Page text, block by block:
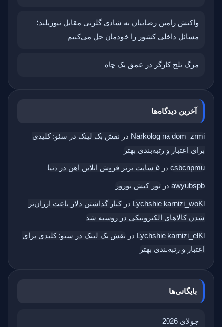
واکنش رامین رضاییان به شادی گلزنی مقابل نیوزیلند؛
مسائل داخلی کشور را خودمان حل می‌کنیم
مرگ تلخ کارگر در عمق یک چاه
آخرین دیدگاه‌ها
Narkolog na dom_zrmi در نقش بک‌ لینک در سئو: کلیدی
برای اعتبار و رتبه‌بندی بهتر
csbcnpmu در ۵ سایت برتر فروش انلاین اهن در دنیا
awyubspb در تور کیش نوروز
Lychshie karnizi_woKl درکنار گذاشتن دلار باعث ارزان‌تر
شدن کالاهای الکترونیکی در روسیه شد
Lychshie karnizi_elKl در نقش بک‌ لینک در سئو: کلیدی برای
اعتبار و رتبه‌بندی بهتر
بایگانی‌ها
جولای 2026